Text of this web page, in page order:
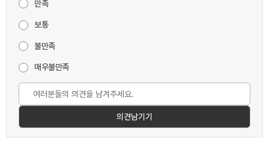
만족
보통
불만족
매우불만족